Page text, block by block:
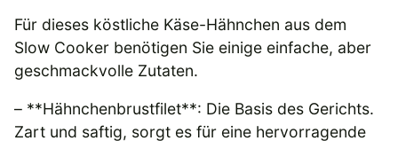
Für dieses köstliche Käse-Hähnchen aus dem
Slow Cooker benötigen Sie einige einfache, aber
geschmackvolle Zutaten.
– **Hähnchenbrustfilet**: Die Basis des Gerichts.
Zart und saftig, sorgt es für eine hervorragende